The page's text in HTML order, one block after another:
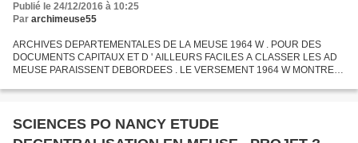
Publié le 24/12/2016 à 10:25
Par archimeuse55
ARCHIVES DEPARTEMENTALES DE LA MEUSE 1964 W . POUR DES
DOCUMENTS CAPITAUX ET D ' AILLEURS FACILES A CLASSER LES AD
MEUSE PARAISSENT DEBORDEES . LE VERSEMENT 1964 W MONTRE
HYPOTHEQUES DE BAR -...
SCIENCES PO NANCY ETUDE